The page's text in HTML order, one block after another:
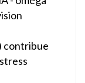
contribue